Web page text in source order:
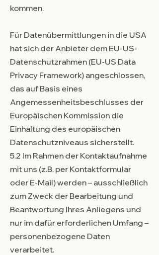
kommen.
Für Datenübermittlungen in die USA
hat sich der Anbieter dem EU-US-
Datenschutzrahmen (EU-US Data
Privacy Framework) angeschlossen,
das auf Basis eines
Angemessenheitsbeschlusses der
Europäischen Kommission die
Einhaltung des europäischen
Datenschutzniveaus sicherstellt.
5.2 Im Rahmen der Kontaktaufnahme
mit uns (z.B. per Kontaktformular
oder E-Mail) werden – ausschließlich
zum Zweck der Bearbeitung und
Beantwortung Ihres Anliegens und
nur im dafür erforderlichen Umfang –
personenbezogene Daten
verarbeitet.